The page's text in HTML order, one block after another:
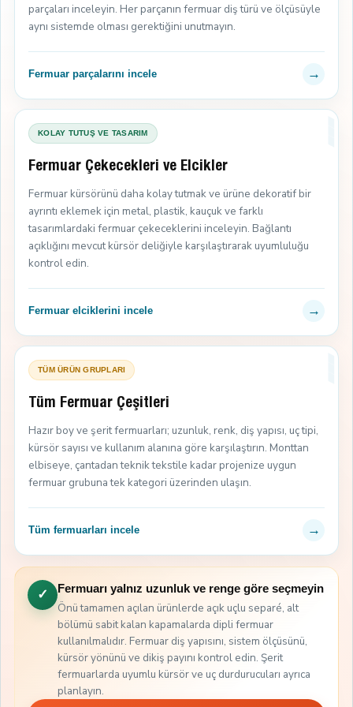
parçaları inceleyin. Her parçanın fermuar diş türü ve ölçüsüyle
aynı sistemde olması gerektiğini unutmayın.
Fermuar parçalarını incele →
KOLAY TUTUŞ VE TASARIM
Fermuar Çekecekleri ve Elcikler
Fermuar kürsörünü daha kolay tutmak ve ürüne dekoratif bir
ayrıntı eklemek için metal, plastik, kauçuk ve farklı
tasarımlardaki fermuar çekeceklerini inceleyin. Bağlantı
açıklığını mevcut kürsör deliğiyle karşılaştırarak uyumluluğu
kontrol edin.
Fermuar elciklerini incele →
TÜM ÜRÜN GRUPLARI
Tüm Fermuar Çeşitleri
Hazır boy ve şerit fermuarları; uzunluk, renk, diş yapısı, uç tipi,
kürsör sayısı ve kullanım alanına göre karşılaştırın. Monttan
elbiseye, çantadan teknik tekstile kadar projenize uygun
fermuar grubuna tek kategori üzerinden ulaşın.
Tüm fermuarları incele →
✓ Fermuarı yalnız uzunluk ve renge göre seçmeyin
Önü tamamen açılan ürünlerde açık uçlu separé, alt
bölümü sabit kalan kapamalarda dipli fermuar
kullanılmalıdır. Fermuar diş yapısını, sistem ölçüsünü,
kürsör yönünü ve dikiş payını kontrol edin. Şerit
fermuarlarda uyumlu kürsör ve uç durdurucuları ayrıca
planlayın.